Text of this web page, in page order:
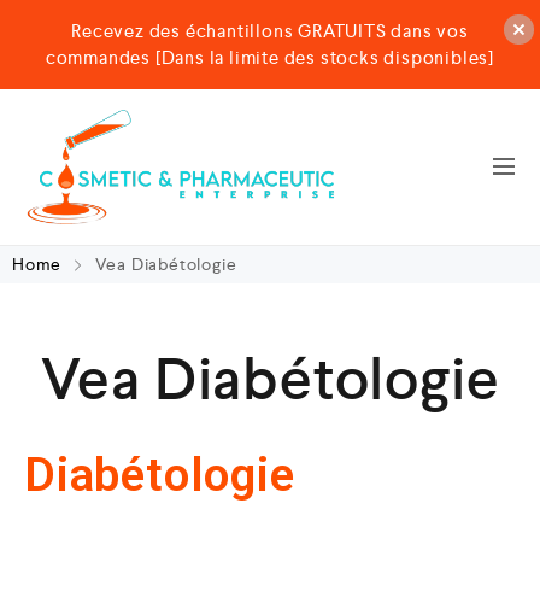
Home Vea Diabétologie
Vea Diabétologie
Diabétologie
Recevez des échantillons GRATUITS dans vos
commandes [Dans la limite des stocks disponibles]